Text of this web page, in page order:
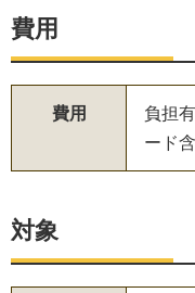
費用
費用
負担
ード
対象